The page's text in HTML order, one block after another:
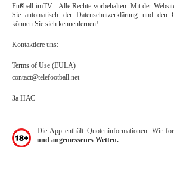
Fußball imTV - Alle Rechte vorbehalten. Mit der
Sie automatisch der Datenschutzerklärung und den
können Sie sich kennenlernen!
Kontaktiere uns:
Terms of Use (EULA)
contact@telefootball.net
За НАС
Die App enthält Quoteninformationen. Wir
und angemessenes Wetten.